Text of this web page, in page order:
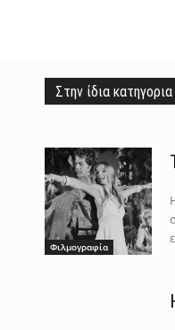
Στην ίδια κατηγορια
Φιλμογραφία